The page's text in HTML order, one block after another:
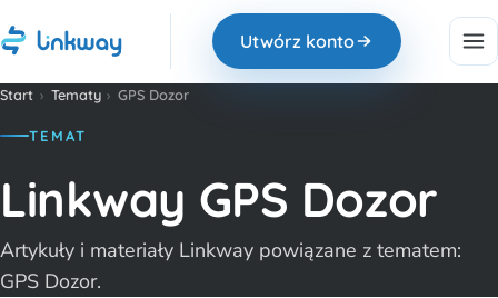
Utwórz konto
Start › Tematy › GPS Dozor
TEMAT
Linkway GPS Dozor
Artykuły i materiały Linkway powiązane z tematem:
GPS Dozor.